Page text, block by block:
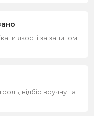
якості за запитом
відбір вручну та